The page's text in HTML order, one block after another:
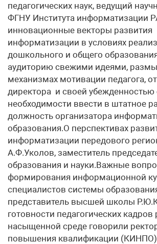
педагогических наук, ведущий
ФГНУ Института информатизации
инновационные векторы развития
информатизации в условиях
дошкольного и общего
аудиторию свежими идеями,
механизмах мотивации педагога,
директора и своей убежденностью
необходимости ввести в штатное
должность организатора
образования.О перспективах
информатизации передового
А.Ф.Уколов, заместитель
образования и науки.Важные
формирования информационной
специалистов системы
представитель высшей школы
готовности педагогических кадров
насыщенной среде говорили
повышения квалификации (КИНПО)